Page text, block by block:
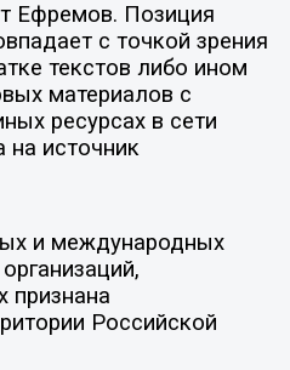
Ефремов. Позиция
с точкой зрения
текстов либо ином
материалов с
ресурсах в сети
на источник
и международных
признана
Российской